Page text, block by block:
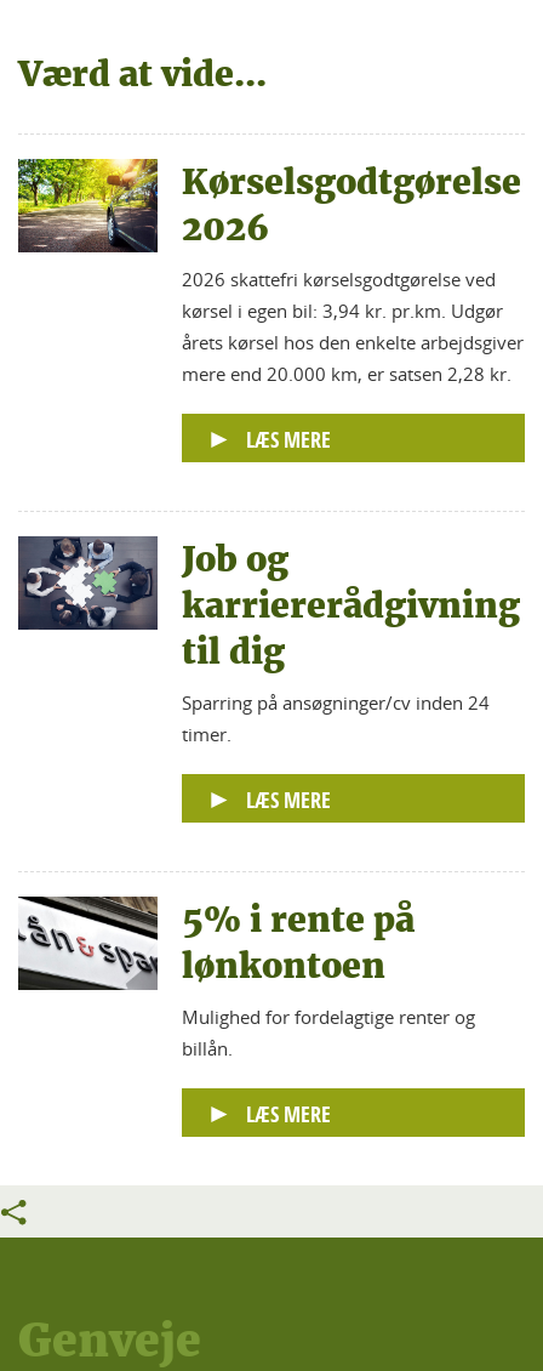
Værd at vide...
Kørselsgodtgørelse
2026
2026 skattefri kørselsgodtgørelse ved
kørsel i egen bil: 3,94 kr. pr.km. Udgør
årets kørsel hos den enkelte arbejdsgiver
mere end 20.000 km, er satsen 2,28 kr.
LÆS MERE
Job og
karriererådgivning
til dig
Sparring på ansøgninger/cv inden 24
timer.
LÆS MERE
5% i rente på
lønkontoen
Mulighed for fordelagtige renter og
billån.
LÆS MERE
Genveje